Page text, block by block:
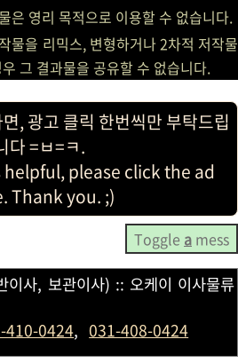
은 영리 목적으로 이용할 수 없습니다.
물을 리믹스, 변형하거나 2차적 저작물
그 결과물을 공유할 수 없습니다.
, 광고 클릭 한번씩만 부탁드립
다 =ㅂ=ㅋ.
please click the ad
Thank you. ;)
Toggle a mess
이사, 보관이사) :: 오케이 이사물류
410-0424, 031-408-0424